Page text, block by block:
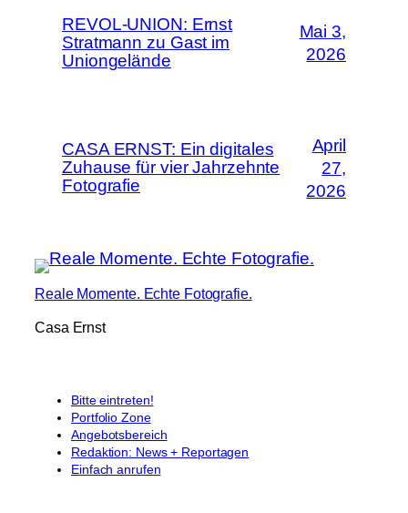
REVOL-UNION: Ernst
Stratmann zu Gast im
Uniongelände
Mai 3,
2026
CASA ERNST: Ein digitales
Zuhause für vier Jahrzehnte
Fotografie
April
27,
2026
Reale Momente. Echte Fotografie.
Casa Ernst
Bitte eintreten!
Portfolio Zone
Angebotsbereich
Redaktion: News + Reportagen
Einfach anrufen